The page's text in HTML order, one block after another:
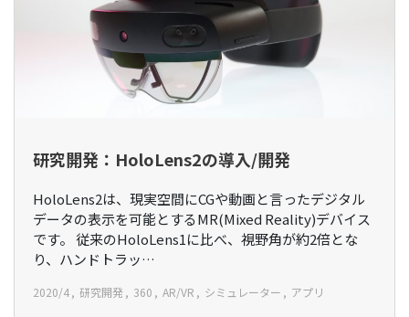
研究開発：HoloLens2の導入/開発
HoloLens2は、現実空間にCGや動画と言ったデジタル
データの表示を可能とするMR(Mixed Reality)デバイス
です。 従来のHoloLens1に比べ、視野角が約2倍とな
り、ハンドトラッ…
2020/4 研究開発 360 AR/VR シミュレーター アプリ